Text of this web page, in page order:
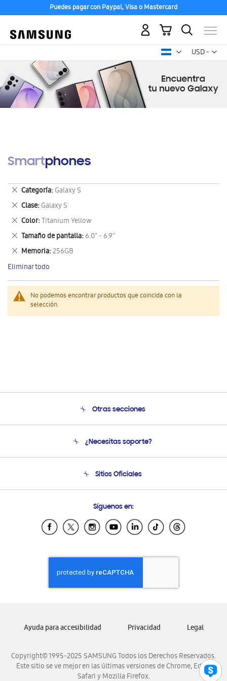
Puedes pagar con Paypal, Visa o Mastercard
USD -
dólar
Mi carrito
Smartphones
No podemos encontrar productos que coincida con la
selección.
Categoría Galaxy S
Eliminar
este
artículo
Clase Galaxy S
Eliminar
este
artículo
Color Titanium Yellow
Eliminar
este
artículo
Tamaño de pantalla 6.0" - 6.9"
Eliminar
este
artículo
Memoria 256GB
Eliminar
este
artículo
Eliminar todo
Otras secciones
Soporte
¿Necesitas soporte?
Soporte vía eMail
Sitios Oficiales
Samsung Ecuador
Samsung El Salvador
Samsung Honduras
Samsung Nicaragua
Samsung Panamá
Samsung Venezuela
Síguenos en:
Copyright© 1995-2025 SAMSUNG Todos los Derechos Reservados.
Este sitio se ve mejor en las últimas versiones de Chrome, Edge,
Safari y Mozilla Firefox.
Ayuda para accesibilidad Privacidad Legal